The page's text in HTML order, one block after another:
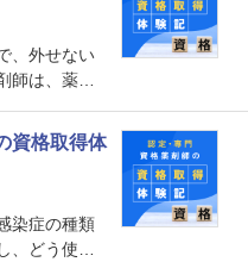
紹介しま
、外せない
師は、薬剤
ました。薬
がん医療に
って一目置
資格取得体
染症の種類
、どう使っ